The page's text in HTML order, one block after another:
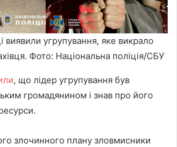
виявили угрупування, яке викрало
Фото: Національна поліція/СБУ
, що лідер угрупування був
громадянином і знав про його
злочинного плану зловмисники